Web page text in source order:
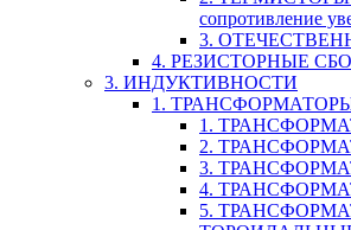
сопротивление
3.
4. РЕЗИСТОРНЫЕ
3. ИНДУКТИВНОСТИ
1.
1.
2.
3.
4.
5.